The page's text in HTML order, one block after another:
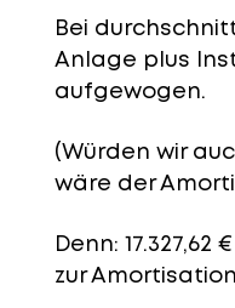
Bei
Anlage plus
aufgewogen.
(Würden wir
wäre der
Denn:
zur Amortisation